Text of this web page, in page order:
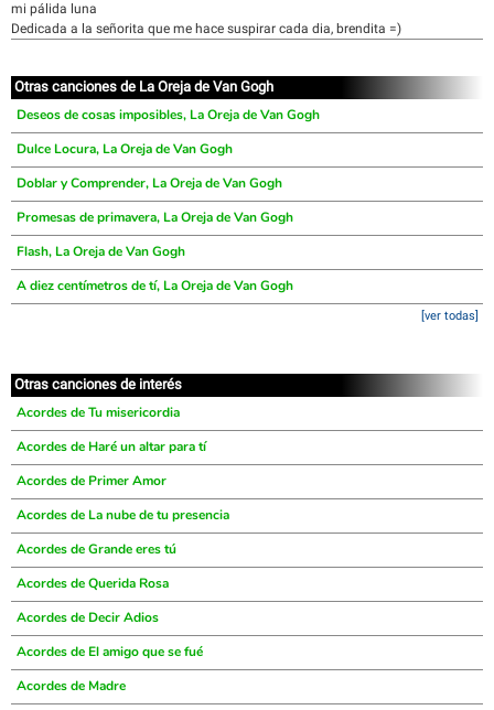
mi pálida luna
Dedicada a la señorita que me hace suspirar cada dia, brendita =)
Otras canciones de La Oreja de Van Gogh
Deseos de cosas imposibles, La Oreja de Van Gogh
Dulce Locura, La Oreja de Van Gogh
Doblar y Comprender, La Oreja de Van Gogh
Promesas de primavera, La Oreja de Van Gogh
Flash, La Oreja de Van Gogh
A diez centímetros de tí, La Oreja de Van Gogh
[ver todas]
Otras canciones de interés
Acordes de Tu misericordia
Acordes de Haré un altar para tí
Acordes de Primer Amor
Acordes de La nube de tu presencia
Acordes de Grande eres tú
Acordes de Querida Rosa
Acordes de Decir Adios
Acordes de El amigo que se fué
Acordes de Madre